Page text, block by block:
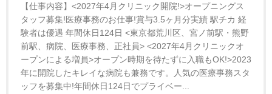
【仕事内容】<2027年4月クリニック開院!>オープニングス
タッフ募集!医療事務のお仕事!賞与3.5ヶ月分実績 駅チカ 経
験者は優遇 年間休日124日 <東京都荒川区、宮ノ前駅・熊野
前駅、病院、医療事務、正社員> <2027年4月クリニックオ
ープンによる増員>オープン時期を待たずに入職もOK!>2023
年に開院したキレイな病院も兼務です。人気の医療事務スタ
ッフを募集中!年間休日124日でプライベー...